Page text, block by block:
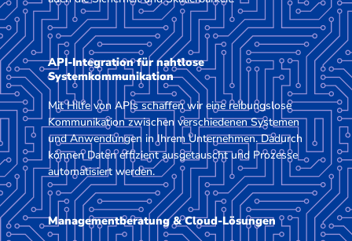
API-Integration für nahtlose
Systemkommunikation
Mit Hilfe von APIs schaffen wir eine reibungslose
Kommunikation zwischen verschiedenen Systemen
und Anwendungen in Ihrem Unternehmen. Dadurch
können Daten effizient ausgetauscht und Prozesse
automatisiert werden.
Managementberatung & Cloud-Lösungen